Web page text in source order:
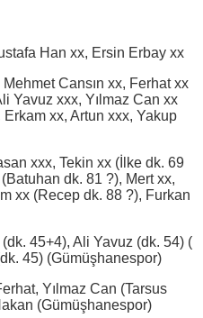
Han xx, Ersin Erbay xx
Cansın xx, Ferhat xx
Yavuz xxx, Yılmaz Can xx
xx, Artun xxx, Yakup
xxx, Tekin xx (İlke dk. 69
dk. 81 ?), Mert xx,
xx (Recep dk. 88 ?), Furkan
45+4), Ali Yavuz (dk. 54) (
45) (Gümüşhanespor)
Yılmaz Can (Tarsus
(Gümüşhanespor)